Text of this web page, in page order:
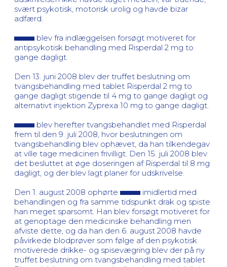
svært psykotisk, motorisk urolig og havde bizar
adfærd.
blev fra indlæggelsen forsøgt motiveret for
antipsykotisk behandling med Risperdal 2 mg to
gange dagligt.
Den 13. juni 2008 blev der truffet beslutning om
tvangsbehandling med tablet Risperdal 2 mg to
gange dagligt stigende til 4 mg to gange dagligt og
alternativt injektion Zyprexa 10 mg to gange dagligt.
blev herefter tvangsbehandlet med Risperdal
frem til den 9. juli 2008, hvor beslutningen om
tvangsbehandling blev ophævet, da han tilkendegav
at ville tage medicinen frivilligt. Den 15. juli 2008 blev
det besluttet at øge doseringen af Risperdal til 8 mg
dagligt, og der blev lagt planer for udskrivelse.
Den 1. august 2008 ophørte
imidlertid med
behandlingen og fra samme tidspunkt drak og spiste
han meget sparsomt. Han blev forsøgt motiveret for
at genoptage den medicinske behandling men
afviste dette, og da han den 6. august 2008 havde
påvirkede blodprøver som følge af den psykotisk
motiverede drikke- og spisevægring blev der på ny
truffet beslutning om tvangsbehandling med tablet